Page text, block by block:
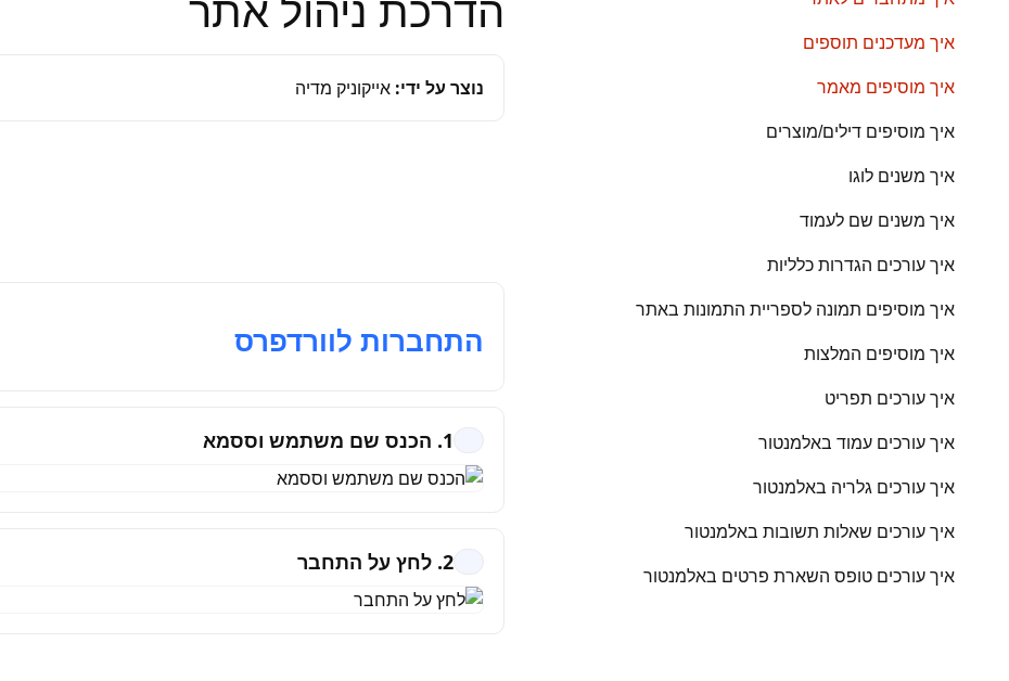
איך מעדכנים תוספים
איך מוסיפים מאמר
איך מוסיפים דילים/מוצרים
איך משנים לוגו
איך משנים שם לעמוד
איך עורכים הגדרות כלליות
איך מוסיפים תמונה לספריית התמונות באתר
איך מוסיפים המלצות
איך עורכים תפריט
איך עורכים עמוד באלמנטור
איך עורכים גלריה באלמנטור
איך עורכים שאלות תשובות באלמנטור
איך עורכים טופס השארת פרטים באלמנטור
נוצר על ידי: אייקוניק מדיה
התחברות לוורדפרס
1. הכנס שם משתמש וססמא
2. לחץ על התחבר